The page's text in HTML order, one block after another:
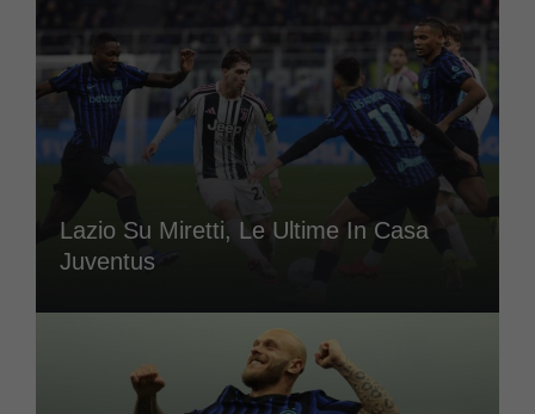
Lazio Su Miretti, Le Ultime In Casa
Juventus